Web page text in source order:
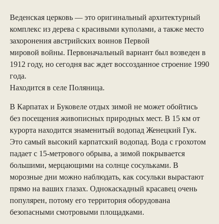
Веденская церковь — это оригинальный архитектурный
комплекс из дерева с красивыми куполами, а также место
захоронения австрийских воинов Первой
мировой войны. Первоначальный вариант был возведен в
1912 году, но сегодня вас ждет воссозданное строение 1990
года.
Находится в селе Поляница.
В Карпатах и Буковеле отдых зимой не может обойтись
без посещения живописных природных мест. В 15 км от
курорта находится знаменитый водопад Женецкий Гук.
Это самый высокий карпатский водопад. Вода с грохотом
падает с 15-метрового обрыва, а зимой покрывается
большими, мерцающими на солнце сосульками. В
морозные дни можно наблюдать, как сосульки вырастают
прямо на ваших глазах. Однокаскадный красавец очень
популярен, потому его территория оборудована
безопасными смотровыми площадками.